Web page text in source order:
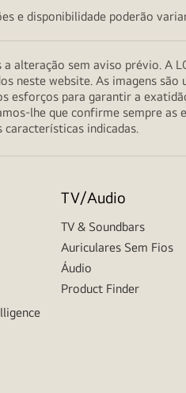
e disponibilidade poderão
alteração sem aviso prévio. A
neste website. As imagens
esforços para garantir a
lhe que confirme sempre
características indicadas.
TV/Audio
TV & Soundbars
Auriculares Sem Fios
Áudio
Product Finder